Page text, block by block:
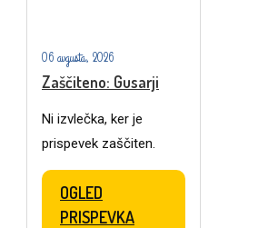
06 avgusta, 2026
Zaščiteno: Gusarji
Ni izvlečka, ker je
prispevek zaščiten.
OGLED
PRISPEVKA